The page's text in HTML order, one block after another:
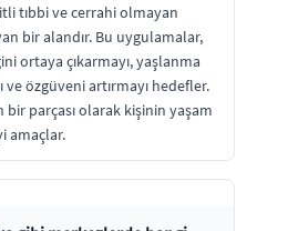
tıbbi ve cerrahi olmayan
bir alandır. Bu uygulamalar,
ortaya çıkarmayı, yaşlanma
özgüveni artırmayı hedefler.
bir parçası olarak kişinin yaşam
amaçlar.